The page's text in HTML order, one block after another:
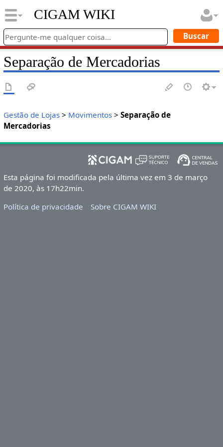
CIGAM WIKI
Separação de Mercadorias
Gestão de Lojas> Movimentos> Separação de
Mercadorias
Esta página foi modificada pela última vez em 3 de março
de 2020, às 17h22min.
Política de privacidade
Sobre CIGAM WIKI